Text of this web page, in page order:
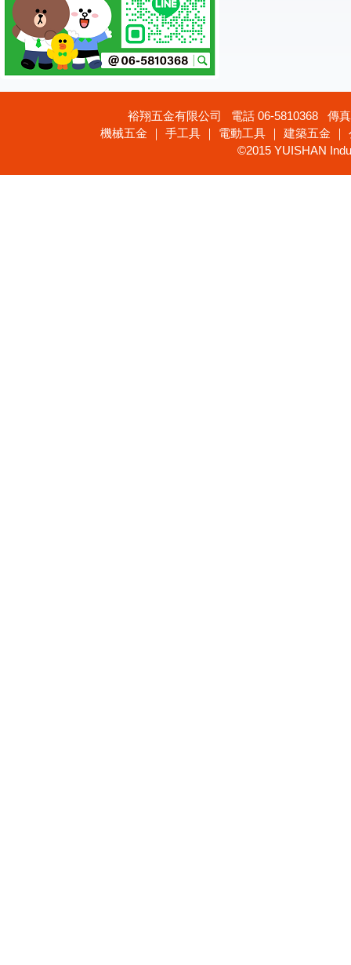
裕翔五金有限公司 電話 06-5810368 傳
機械五金 ｜ 手工具 ｜ 電動工具 ｜ 建築五金
©2015 YUISHAN